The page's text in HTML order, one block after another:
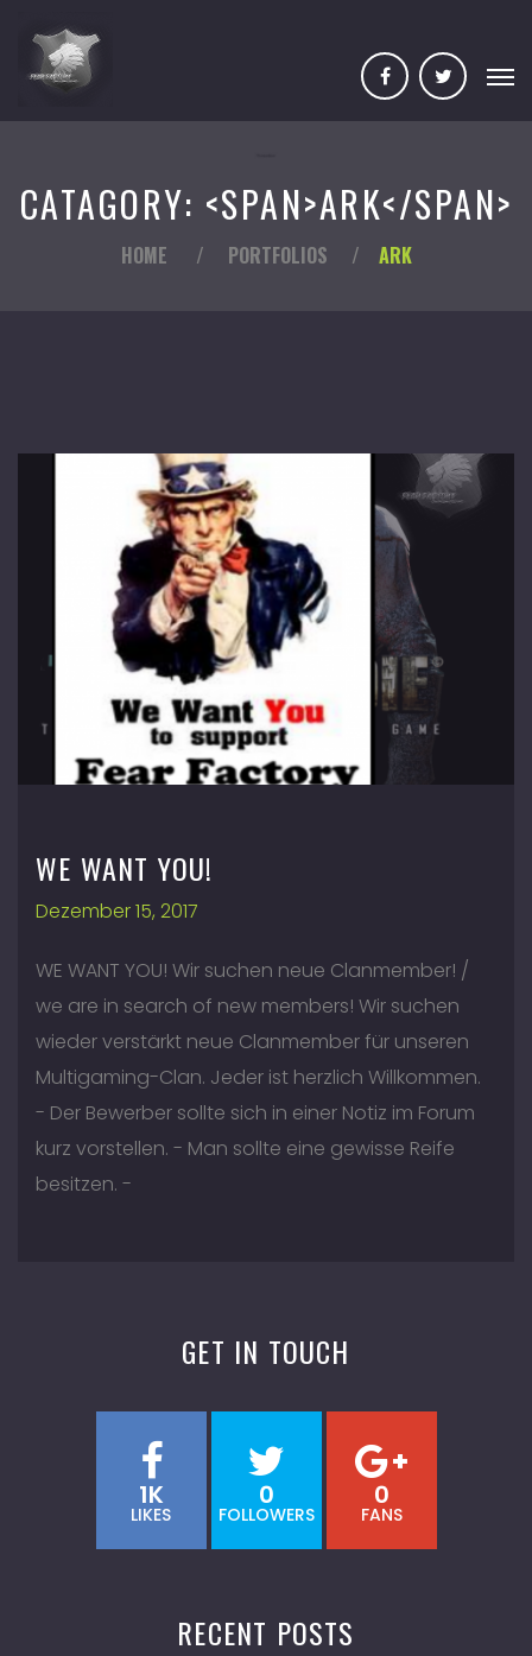
CATAGORY: <SPAN>ARK</SPAN>
HOME / PORTFOLIOS / ARK
WE WANT YOU!
Dezember 15, 2017
WE WANT YOU! Wir suchen neue Clanmember! /
we are in search of new members! Wir suchen
wieder verstärkt neue Clanmember für unseren
Multigaming-Clan. Jeder ist herzlich Willkommen.
- Der Bewerber sollte sich in einer Notiz im Forum
kurz vorstellen. - Man sollte eine gewisse Reife
besitzen. -
GET IN TOUCH
1K
LIKES
0
FOLLOWERS
0
FANS
RECENT POSTS